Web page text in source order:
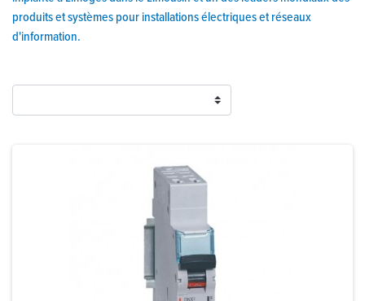
produits et systèmes pour installations électriques et réseaux
d'information.